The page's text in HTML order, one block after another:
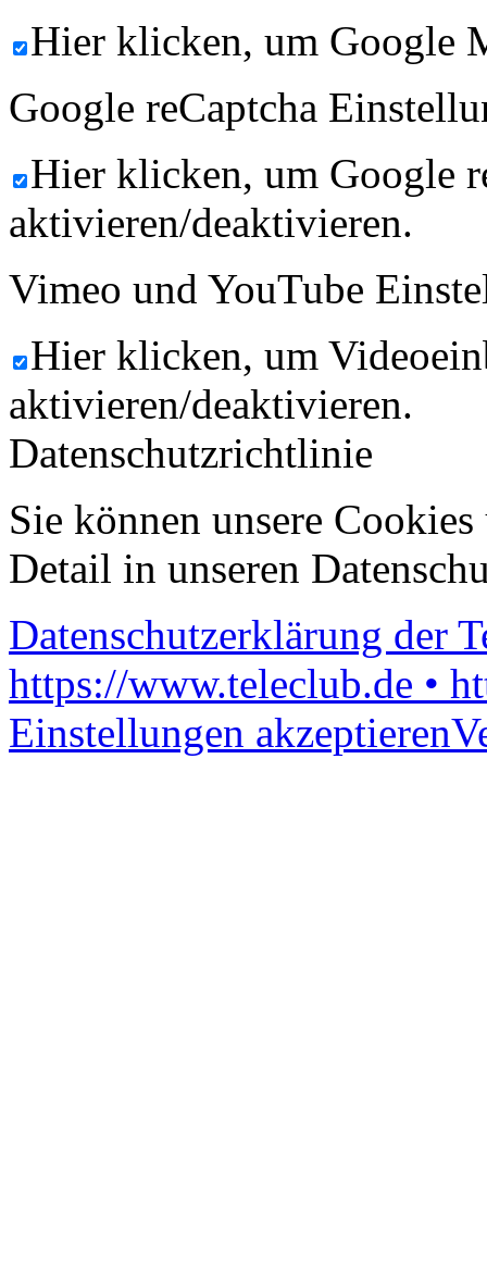
Hier klicken, um Google
Google reCaptcha
Hier klicken, um Google
aktivieren/deaktivieren.
Vimeo und YouTube
Hier klicken, um
aktivieren/deaktivieren.
Datenschutzrichtlinie
Sie können unsere
Detail in unseren
Datenschutzerklärung der
https://www.teleclub.de •
Einstellungen akzeptieren